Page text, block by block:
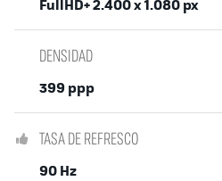
DENSIDAD
399 ppp
TASA DE REFRESCO
90 Hz